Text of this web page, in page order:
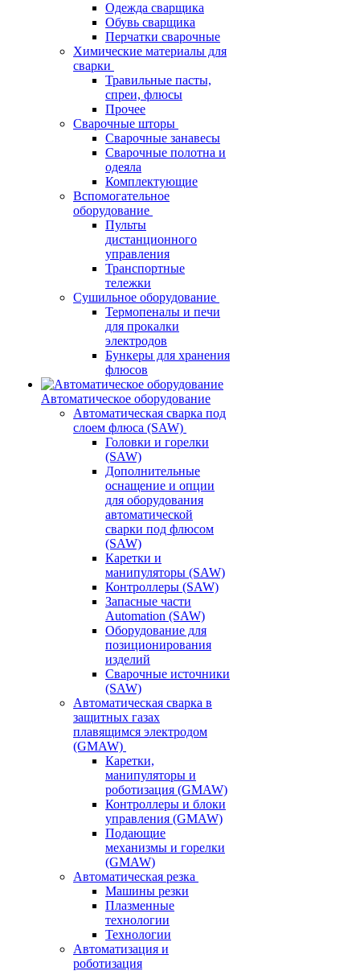
Одежда сварщика
Обувь сварщика
Перчатки сварочные
Химические материалы для
сварки
Травильные пасты,
спреи, флюсы
Прочее
Сварочные шторы
Сварочные занавесы
Сварочные полотна и
одеяла
Комплектующие
Вспомогательное
оборудование
Пульты
дистанционного
управления
Транспортные
тележки
Сушильное оборудование
Термопеналы и печи
для прокалки
электродов
Бункеры для хранения
флюсов
Автоматическое оборудование
Автоматическая сварка под
слоем флюса (SAW)
Головки и горелки
(SAW)
Дополнительные
оснащение и опции
для оборудования
автоматической
сварки под флюсом
(SAW)
Каретки и
манипуляторы (SAW)
Контроллеры (SAW)
Запасные части
Automation (SAW)
Оборудование для
позиционирования
изделий
Сварочные источники
(SAW)
Автоматическая сварка в
защитных газах
плавящимся электродом
(GMAW)
Каретки,
манипуляторы и
роботизация (GMAW)
Контроллеры и блоки
управления (GMAW)
Подающие
механизмы и горелки
(GMAW)
Автоматическая резка
Машины резки
Плазменные
технологии
Технологии
Автоматизация и
роботизация